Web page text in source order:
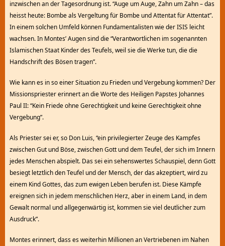
inzwischen an der Tagesordnung ist. “Auge um Auge, Zahn um Zahn – das
heisst heute: Bombe als Vergeltung für Bombe und Attentat für Attentat”.
In einem solchen Umfeld können Fundamentalisten wie der ISIS leicht
wachsen. In Montes’ Augen sind die “Verantwortlichen im sogenannten
Islamischen Staat Kinder des Teufels, weil sie die Werke tun, die die
Handschrift des Bösen tragen”.
Wie kann es in so einer Situation zu Frieden und Vergebung kommen? Der
Missionspriester erinnert an die Worte des Heiligen Papstes Johannes
Paul II: “Kein Friede ohne Gerechtigkeit und keine Gerechtigkeit ohne
Vergebung”.
Als Priester sei er, so Don Luis, “ein privilegierter Zeuge des Kampfes
zwischen Gut und Böse, zwischen Gott und dem Teufel, der sich im Innern
jedes Menschen abspielt. Das sei ein sehenswertes Schauspiel, denn Gott
besiegt letztlich den Teufel und der Mensch, der das akzeptiert, wird zu
einem Kind Gottes, das zum ewigen Leben berufen ist. Diese Kämpfe
ereignen sich in jedem menschlichen Herz, aber in einem Land, in dem
Gewalt normal und allgegenwärtig ist, kommen sie viel deutlicher zum
Ausdruck”.
Montes erinnert, dass es weiterhin Millionen an Vertriebenen im Nahen